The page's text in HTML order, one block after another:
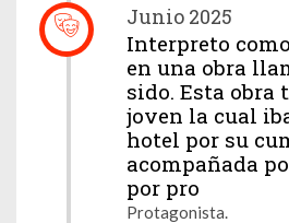
Junio 2025
Interpreto
en una obra
sido. Esta obra
joven la cual
hotel por su
acompañada
por pro
Protagonista.